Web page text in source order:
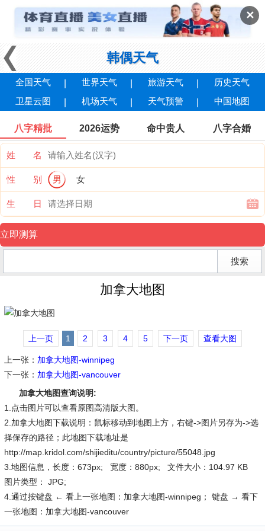
✕
韩偶天气
全国天气 世界天气 旅游天气
历史天气
卫星云图
机场天气 天气预警 中国地图
八字精批 2026运势 命中贵人 八字合婚
姓 名
性 别 男 女
生 日
加拿大地图
上一页 1 2 3 4 5 下一页 查看大图
上一张： 加拿大地图-winnipeg
下一张： 加拿大地图-vancouver
加拿大地图查询说明:
1.点击图片可以查看原图高清版大图。
2.加拿大地图下载说明：鼠标移动到地图上方，右键->图片另存为->选
择保存的路径；此地图下载地址是
http://map.kridol.com/shijieditu/country/picture/55048.jpg
3.地图信息，长度：673px; 宽度：880px; 文件大小：104.97 KB
图片类型： JPG;
4.通过按键盘 ← 看上一张地图：加拿大地图-winnipeg； 键盘 → 看下
一张地图：加拿大地图-vancouver